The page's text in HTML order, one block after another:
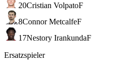
20Cristian VolpatoF
8Connor MetcalfeF
17Nestory IrankundaF
Ersatzspieler